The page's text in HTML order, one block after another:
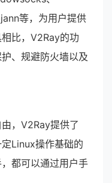
等，为用户提供
比，V2Ray的功
、规避防火墙以及
，V2Ray提供了
Linux操作基础的
都可以通过用户手